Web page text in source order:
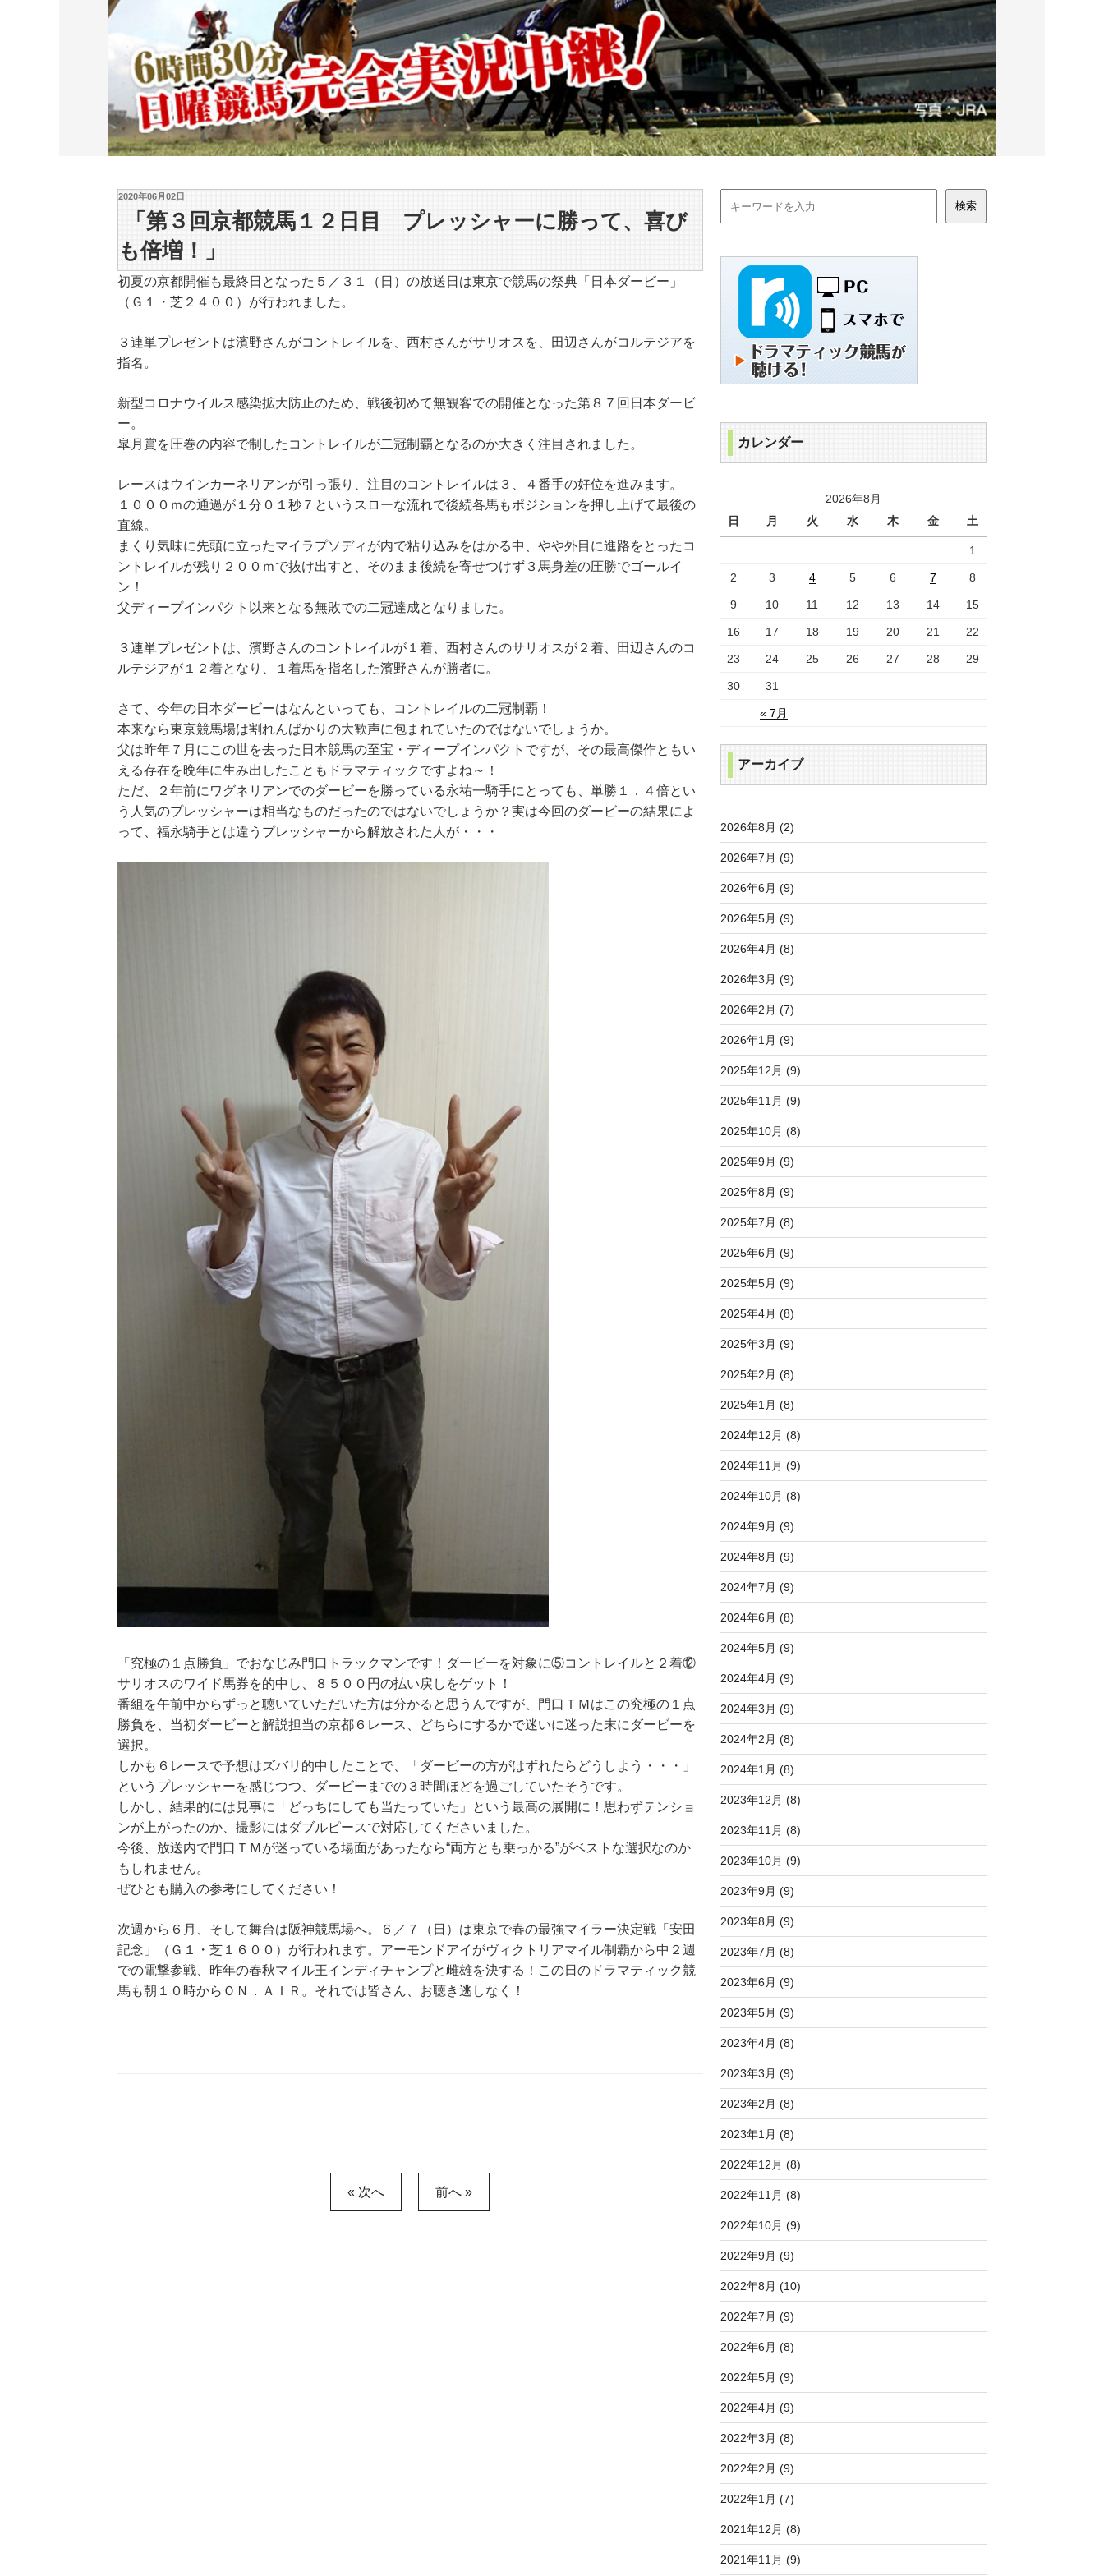
2020年06月02日
「第３回京都競馬１２日目 プレッシャーに勝って、喜び
も倍増！」
初夏の京都開催も最終日となった５／３１（日）の放送日は東京で競馬の祭典「日本ダービー」
（Ｇ１・芝２４００）が行われました。
３連単プレゼントは濱野さんがコントレイルを、西村さんがサリオスを、田辺さんがコルテジアを
指名。
新型コロナウイルス感染拡大防止のため、戦後初めて無観客での開催となった第８７回日本ダービ
ー。
皐月賞を圧巻の内容で制したコントレイルが二冠制覇となるのか大きく注目されました。
レースはウインカーネリアンが引っ張り、注目のコントレイルは３、４番手の好位を進みます。
１０００ｍの通過が１分０１秒７というスローな流れで後続各馬もポジションを押し上げて最後の
直線。
まくり気味に先頭に立ったマイラプソディが内で粘り込みをはかる中、やや外目に進路をとったコ
ントレイルが残り２００ｍで抜け出すと、そのまま後続を寄せつけず３馬身差の圧勝でゴールイ
ン！
父ディープインパクト以来となる無敗での二冠達成となりました。
３連単プレゼントは、濱野さんのコントレイルが１着、西村さんのサリオスが２着、田辺さんのコ
ルテジアが１２着となり、１着馬を指名した濱野さんが勝者に。
さて、今年の日本ダービーはなんといっても、コントレイルの二冠制覇！
本来なら東京競馬場は割れんばかりの大歓声に包まれていたのではないでしょうか。
父は昨年７月にこの世を去った日本競馬の至宝・ディープインパクトですが、その最高傑作ともい
える存在を晩年に生み出したこともドラマティックですよね～！
ただ、２年前にワグネリアンでのダービーを勝っている永祐一騎手にとっても、単勝１．４倍とい
う人気のプレッシャーは相当なものだったのではないでしょうか？実は今回のダービーの結果によ
って、福永騎手とは違うプレッシャーから解放された人が・・・
「究極の１点勝負」でおなじみ門口トラックマンです！ダービーを対象に⑤コントレイルと２着⑫
サリオスのワイド馬券を的中し、８５００円の払い戻しをゲット！
番組を午前中からずっと聴いていただいた方は分かると思うんですが、門口ＴＭはこの究極の１点
勝負を、当初ダービーと解説担当の京都６レース、どちらにするかで迷いに迷った末にダービーを
選択。
しかも６レースで予想はズバリ的中したことで、「ダービーの方がはずれたらどうしよう・・・」
というプレッシャーを感じつつ、ダービーまでの３時間ほどを過ごしていたそうです。
しかし、結果的には見事に「どっちにしても当たっていた」という最高の展開に！思わずテンショ
ンが上がったのか、撮影にはダブルピースで対応してくださいました。
今後、放送内で門口ＴＭが迷っている場面があったなら“両方とも乗っかる”がベストな選択なのか
もしれません。
ぜひとも購入の参考にしてください！
次週から６月、そして舞台は阪神競馬場へ。６／７（日）は東京で春の最強マイラー決定戦「安田
記念」（Ｇ１・芝１６００）が行われます。アーモンドアイがヴィクトリアマイル制覇から中２週
での電撃参戦、昨年の春秋マイル王インディチャンプと雌雄を決する！この日のドラマティック競
馬も朝１０時からＯＮ．ＡＩＲ。それでは皆さん、お聴き逃しなく！
« 次へ 前へ »
カレンダー
2026年8月
日
月 火 水 木 金 土
« 7月
1
2 3 4 5 6 7 8
9 10 11 12 13 14 15
16 17 18 19 20 21 22
23 24 25 26 27 28 29
30 31
アーカイブ
2026年8月 (2)
2026年7月 (9)
2026年6月 (9)
2026年5月 (9)
2026年4月 (8)
2026年3月 (9)
2026年2月 (7)
2026年1月 (9)
2025年12月 (9)
2025年11月 (9)
2025年10月 (8)
2025年9月 (9)
2025年8月 (9)
2025年7月 (8)
2025年6月 (9)
2025年5月 (9)
2025年4月 (8)
2025年3月 (9)
2025年2月 (8)
2025年1月 (8)
2024年12月 (8)
2024年11月 (9)
2024年10月 (8)
2024年9月 (9)
2024年8月 (9)
2024年7月 (9)
2024年6月 (8)
2024年5月 (9)
2024年4月 (9)
2024年3月 (9)
2024年2月 (8)
2024年1月 (8)
2023年12月 (8)
2023年11月 (8)
2023年10月 (9)
2023年9月 (9)
2023年8月 (9)
2023年7月 (8)
2023年6月 (9)
2023年5月 (9)
2023年4月 (8)
2023年3月 (9)
2023年2月 (8)
2023年1月 (8)
2022年12月 (8)
2022年11月 (8)
2022年10月 (9)
2022年9月 (9)
2022年8月 (10)
2022年7月 (9)
2022年6月 (8)
2022年5月 (9)
2022年4月 (9)
2022年3月 (8)
2022年2月 (9)
2022年1月 (7)
2021年12月 (8)
2021年11月 (9)